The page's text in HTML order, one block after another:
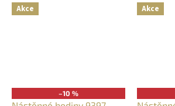
Akce
–10 %
Akce